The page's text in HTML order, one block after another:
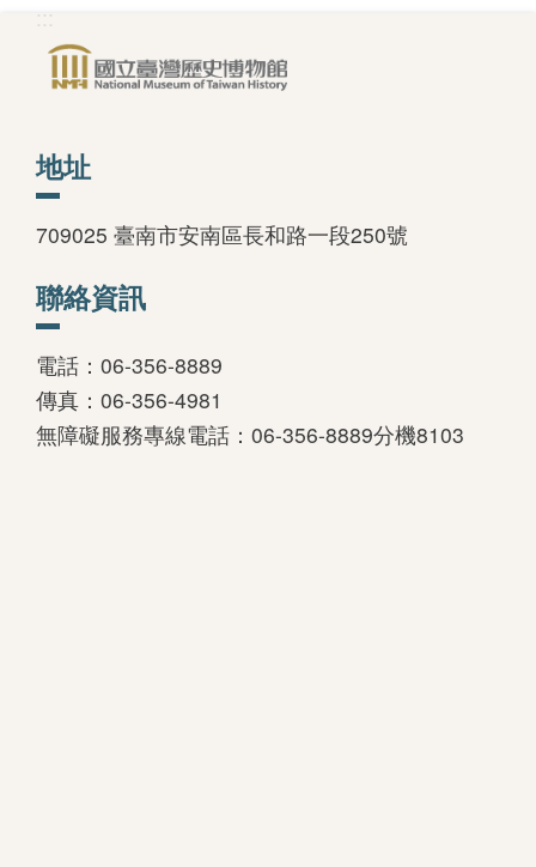
:::
地址
709025 臺南市安南區長和路一段250號
聯絡資訊
電話：06-356-8889
傳真：06-356-4981
無障礙服務專線電話：06-356-8889分機8103